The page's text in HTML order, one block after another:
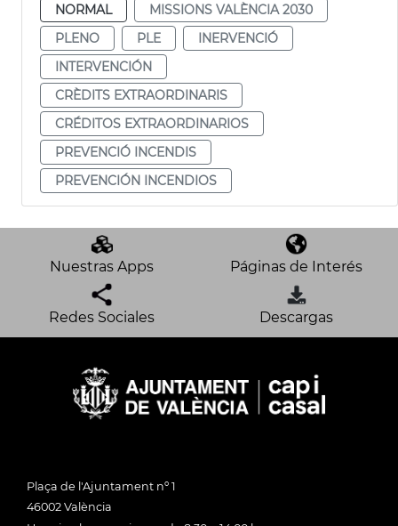
NORMAL
MISSIONS VALÈNCIA 2030
PLENO
PLE
INERVENCIÓ
INTERVENCIÓN
CRÈDITS EXTRAORDINARIS
CRÉDITOS EXTRAORDINARIOS
PREVENCIÓ INCENDIS
PREVENCIÓN INCENDIOS
Nuestras Apps Páginas de Interés
Redes Sociales Descargas
Plaça de l'Ajuntament nº 1
46002 València